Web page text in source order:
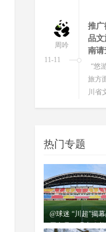
11-11
周吟
推广
品文
南请
“悠
旅方
川省
11-06
春节
热门专题
@球迷 “川超”揭